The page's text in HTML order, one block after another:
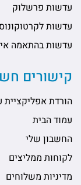
עדשות פרשלוק
עדשות לקרטוקונוס
עדשות בהתאמה
קישורים
הורדת
עמוד הבית
החשבון שלי
לקוחות ממליצים
מדיניות משלוחים